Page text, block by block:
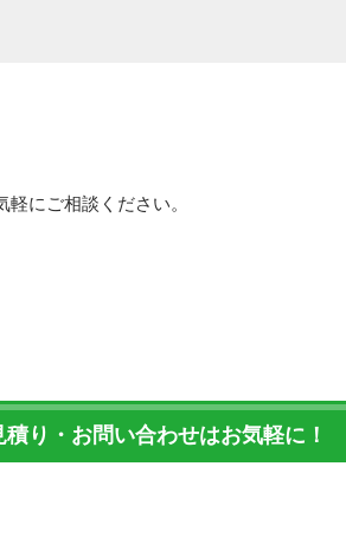
にご相談ください。
積り・お問い合わせはお気軽に！